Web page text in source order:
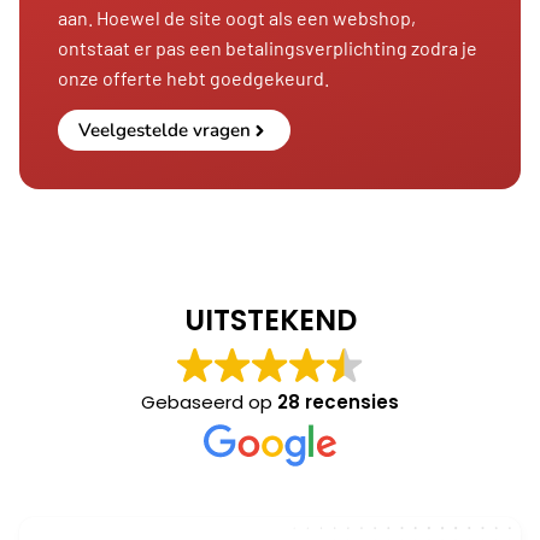
aan. Hoewel de site oogt als een webshop,
ontstaat er pas een betalingsverplichting zodra je
onze offerte hebt goedgekeurd.
Veelgestelde vragen
UITSTEKEND
Gebaseerd op 28 recensies